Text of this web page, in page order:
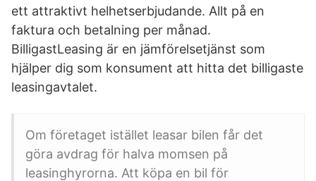
ett attraktivt helhetserbjudande. Allt på en
faktura och betalning per månad.
BilligastLeasing är en jämförelsetjänst som
hjälper dig som konsument att hitta det billigaste
leasingavtalet.
Om företaget istället leasar bilen får det
göra avdrag för halva momsen på
leasinghyrorna. Att köpa en bil för